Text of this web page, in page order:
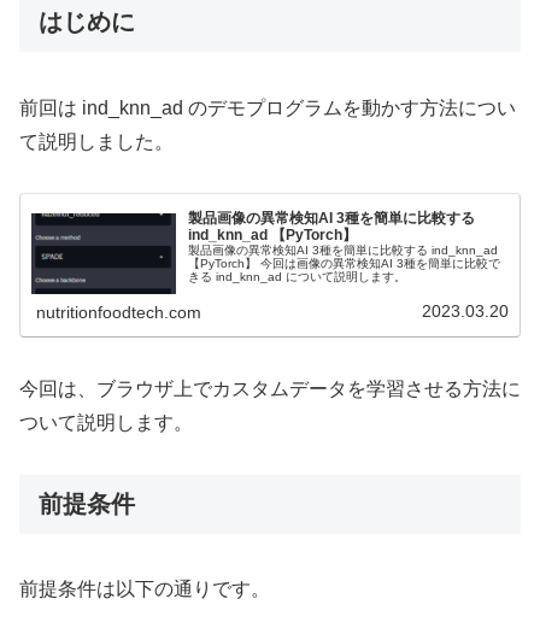
はじめに
前回は ind_knn_ad のデモプログラムを動かす方法につい
て説明しました。
製品画像の異常検知AI 3種を簡単に比較する
ind_knn_ad 【PyTorch】
製品画像の異常検知AI 3種を簡単に比較する ind_knn_ad
【PyTorch】 今回は画像の異常検知AI 3種を簡単に比較で
きる ind_knn_ad について説明します。
nutritionfoodtech.com 2023.03.20
今回は、ブラウザ上でカスタムデータを学習させる方法に
ついて説明します。
前提条件
前提条件は以下の通りです。